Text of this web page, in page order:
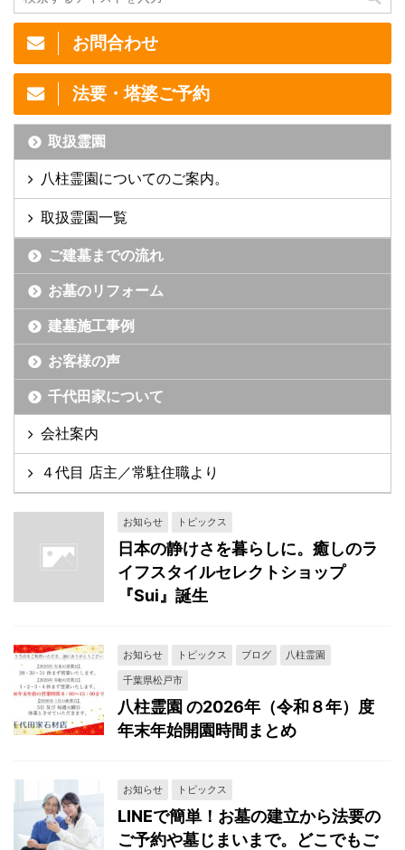
お問合わせ
法要・塔婆ご予約
取扱霊園
八柱霊園についてのご案内。
取扱霊園一覧
ご建墓までの流れ
お墓のリフォーム
建墓施工事例
お客様の声
千代田家について
会社案内
４代目 店主／常駐住職より
お知らせ トピックス
日本の静けさを暮らしに。癒しのラ
イフスタイルセレクトショップ
『Sui』誕生
お知らせ トピックス ブログ
八柱霊園
千葉県松戸市
八柱霊園 の2026年（令和８年）度
年末年始開園時間まとめ
お知らせ トピックス
LINEで簡単！お墓の建立から法要の
ご予約や墓じまいまで。どこでもご